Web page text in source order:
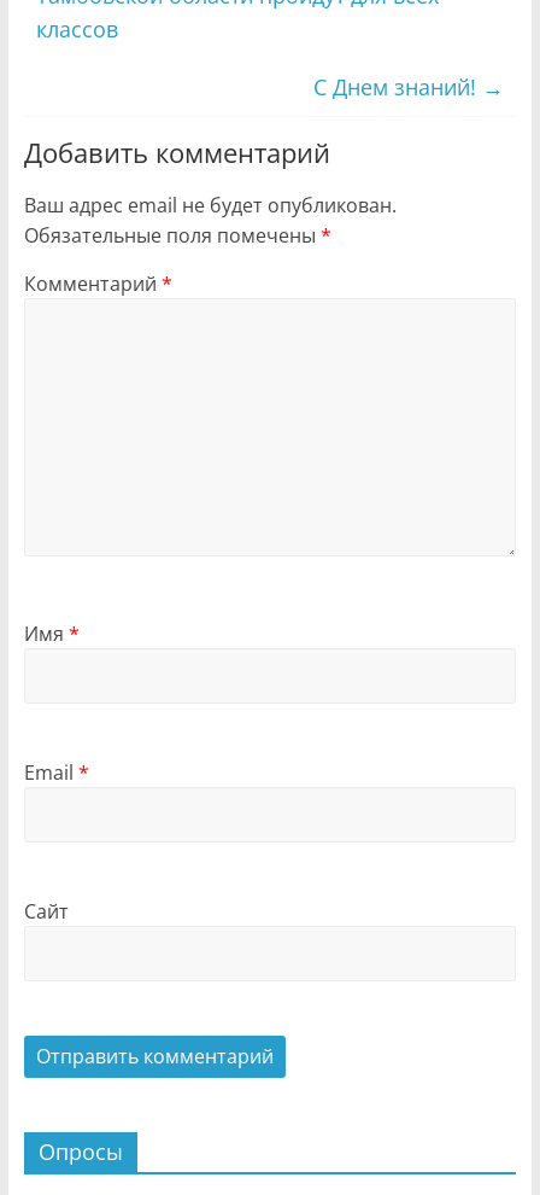
классов
С Днем знаний! →
Добавить комментарий
Ваш адрес email не будет опубликован.
Обязательные поля помечены *
Комментарий *
Имя *
Email *
Сайт
Опросы